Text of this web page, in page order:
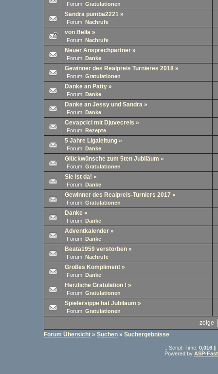
Forum: Gratulationen
Sandra pumba2221 »
Forum: Nachrufe
von Bella »
Forum: Nachrufe
Neuer Ansprechpartner »
Forum: Danke
Gewinner des Realpreis Turnieres 2018 »
Forum: Gratulationen
Danke an Patty »
Forum: Danke
Danke an Jessy und Sandra »
Forum: Danke
Cevapcici mit Djuvecreis »
Forum: Rezepte
5 Jahre Ligaleitung »
Forum: Danke
Glückwünsche zum 5ten Jubiläum »
Forum: Gratulationen
Sie ist da! »
Forum: Danke
Gewinner des Realpreis-Turniers 2017 »
Forum: Gratulationen
Danke »
Forum: Danke
Adventkalender »
Forum: Danke
Beata1959 verstorben »
Forum: Nachrufe
Großes Kompliment »
Forum: Danke
Herzliche Gratulation ! »
Forum: Gratulationen
Spielersippe hat Jubiläum »
Forum: Gratulationen
zeige
Forum Übersicht » Suchen » Suchergebnisse
.: Script-Time: 0,016 ||
Powered by ASP-